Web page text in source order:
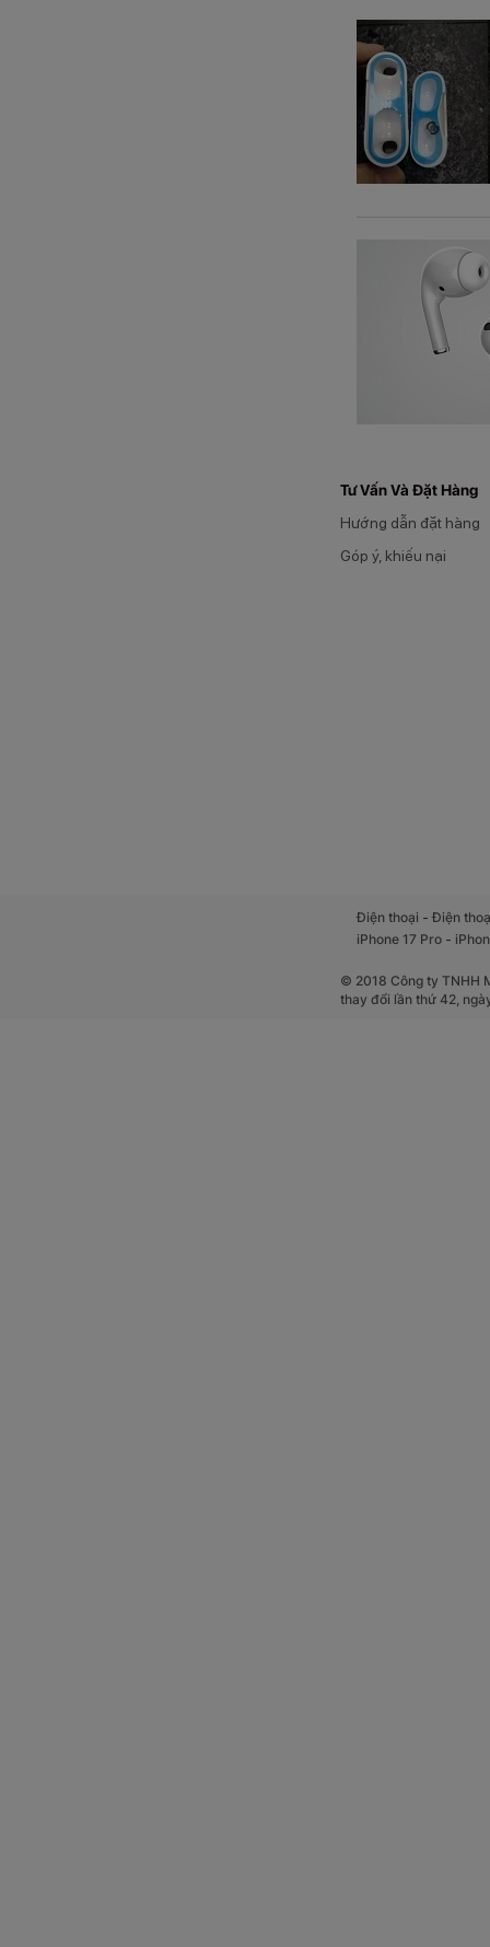
Tư Vấn Và Đặt Hàng
Hướng dẫn đặt hàng
Góp ý, khiếu nại
Điện thoại -Điện
iPhone 17 Pro -
© 2018 Công ty TNHH
thay đổi lần thứ 42,